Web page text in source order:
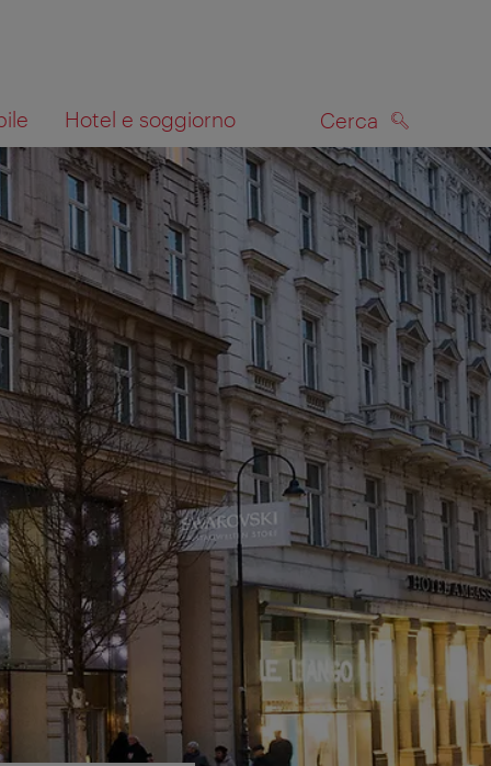
Hotel e soggiorno Cerca
mappa CERCA